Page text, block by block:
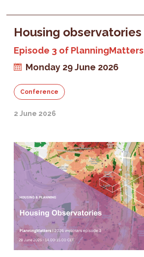
Housing observatories
Episode 3 of PlanningMatters
Monday 29 June 2026
Conference
2 June 2026